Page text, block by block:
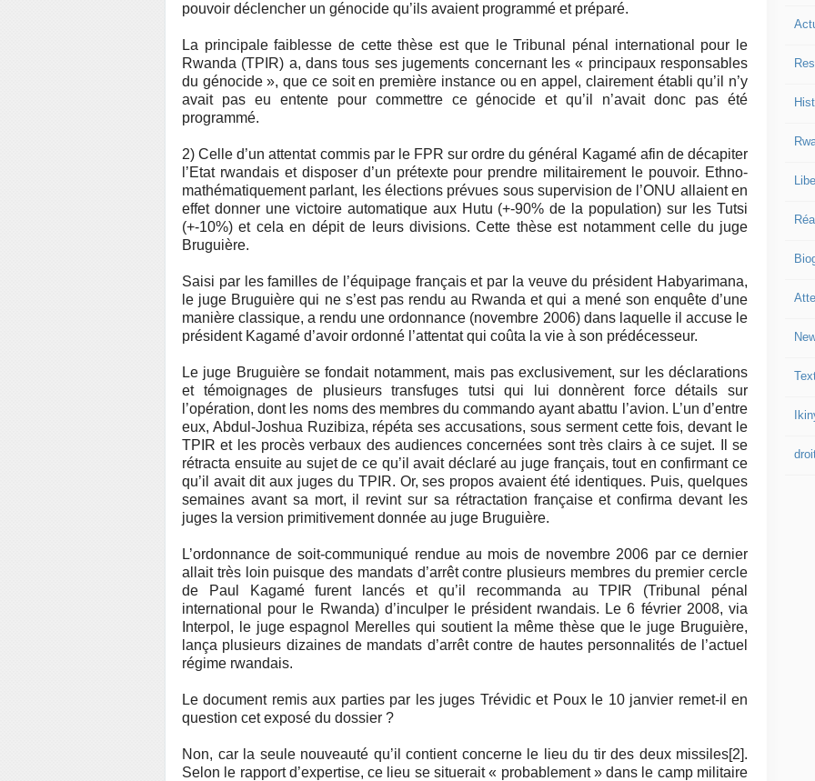
pouvoir déclencher un génocide qu’ils avaient programmé et préparé.
La principale faiblesse de cette thèse est que le Tribunal pénal international pour le
Rwanda (TPIR) a, dans tous ses jugements concernant les « principaux responsables
du génocide », que ce soit en première instance ou en appel, clairement établi qu’il n’y
avait pas eu entente pour commettre ce génocide et qu’il n’avait donc pas été
programmé.
2) Celle d’un attentat commis par le FPR sur ordre du général Kagamé afin de décapiter
l’Etat rwandais et disposer d’un prétexte pour prendre militairement le pouvoir. Ethno-
mathématiquement parlant, les élections prévues sous supervision de l’ONU allaient en
effet donner une victoire automatique aux Hutu (+-90% de la population) sur les Tutsi
(+-10%) et cela en dépit de leurs divisions. Cette thèse est notamment celle du juge
Bruguière.
Saisi par les familles de l’équipage français et par la veuve du président Habyarimana,
le juge Bruguière qui ne s’est pas rendu au Rwanda et qui a mené son enquête d’une
manière classique, a rendu une ordonnance (novembre 2006) dans laquelle il accuse le
président Kagamé d’avoir ordonné l’attentat qui coûta la vie à son prédécesseur.
Le juge Bruguière se fondait notamment, mais pas exclusivement, sur les déclarations
et témoignages de plusieurs transfuges tutsi qui lui donnèrent force détails sur
l’opération, dont les noms des membres du commando ayant abattu l’avion. L’un d’entre
eux, Abdul-Joshua Ruzibiza, répéta ses accusations, sous serment cette fois, devant le
TPIR et les procès verbaux des audiences concernées sont très clairs à ce sujet. Il se
rétracta ensuite au sujet de ce qu’il avait déclaré au juge français, tout en confirmant ce
qu’il avait dit aux juges du TPIR. Or, ses propos avaient été identiques. Puis, quelques
semaines avant sa mort, il revint sur sa rétractation française et confirma devant les
juges la version primitivement donnée au juge Bruguière.
L’ordonnance de soit-communiqué rendue au mois de novembre 2006 par ce dernier
allait très loin puisque des mandats d’arrêt contre plusieurs membres du premier cercle
de Paul Kagamé furent lancés et qu’il recommanda au TPIR (Tribunal pénal
international pour le Rwanda) d’inculper le président rwandais. Le 6 février 2008, via
Interpol, le juge espagnol Merelles qui soutient la même thèse que le juge Bruguière,
lança plusieurs dizaines de mandats d’arrêt contre de hautes personnalités de l’actuel
régime rwandais.
Le document remis aux parties par les juges Trévidic et Poux le 10 janvier remet-il en
question cet exposé du dossier ?
Non, car la seule nouveauté qu’il contient concerne le lieu du tir des deux missiles[2].
Selon le rapport d’expertise, ce lieu se situerait « probablement » dans le camp militaire